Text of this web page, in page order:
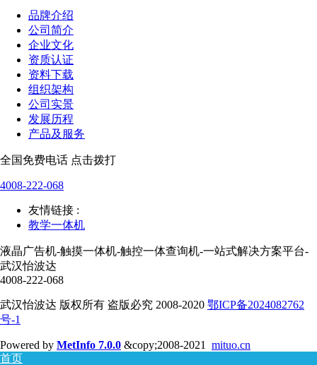
品牌介绍
公司简介
企业文化
资质认证
资料下载
组织架构
公司实景
发展历程
产品及服务
全国免费电话 点击拨打
4008-222-068
友情链接 :
教学一体机
液晶广告机-触摸一体机-触控一体查询机-一站式解决方案平台-
武汉怡波达
4008-222-068
武汉怡波达 版权所有 盗版必究 2008-2020 鄂ICP备2024082762
号-1
Powered by MetInfo 7.0.0 &copy;2008-2021 mituo.cn
首页